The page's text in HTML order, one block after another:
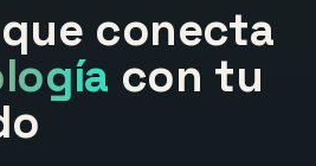
conecta
con tu